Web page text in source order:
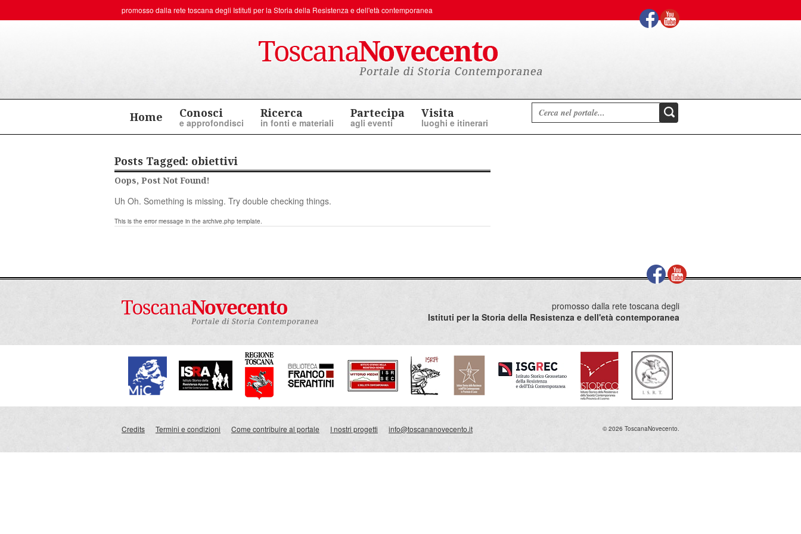
promosso dalla rete toscana degli Istituti per la Storia della Resistenza e dell'età contemporanea
Home Conosci
e approfondisci
Ricerca
in fonti e materiali
Partecipa
agli eventi
Visita
luoghi e itinerari
Posts Tagged: obiettivi
Oops, Post Not Found!
Uh Oh. Something is missing. Try double checking things.
This is the error message in the archive.php template.
promosso dalla rete toscana degli
Istituti per la Storia della Resistenza e dell'età contemporanea
Credits Termini e condizioni Come contribuire al portale I nostri progetti info@toscananovecento.it © 2026 ToscanaNovecento.